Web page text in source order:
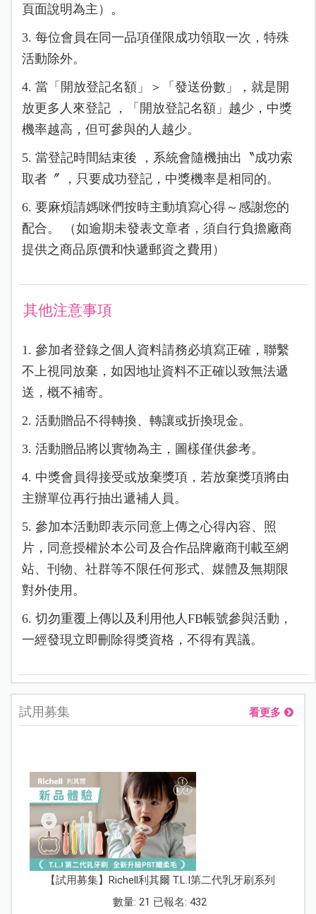
頁面說明為主）。
3. 每位會員在同一品項僅限成功領取一次，特殊
活動除外。
4. 當「開放登記名額」＞「發送份數」，就是開
放更多人來登記 ，「開放登記名額」越少，中獎
機率越高，但可參與的人越少。
5. 當登記時間結束後 ，系統會隨機抽出〝成功索
取者〞 ，只要成功登記，中獎機率是相同的。
6. 要麻煩請媽咪們按時主動填寫心得～感謝您的
配合。 （如逾期未發表文章者，須自行負擔廠商
提供之商品原價和快遞郵資之費用）
其他注意事項
1. 參加者登錄之個人資料請務必填寫正確，聯繫
不上視同放棄，如因地址資料不正確以致無法遞
送，概不補寄。
2. 活動贈品不得轉換、轉讓或折換現金。
3. 活動贈品將以實物為主，圖樣僅供參考。
4. 中獎會員得接受或放棄獎項，若放棄獎項將由
主辦單位再行抽出遞補人員。
5. 參加本活動即表示同意上傳之心得內容、照
片，同意授權於本公司及合作品牌廠商刊載至網
站、刊物、社群等不限任何形式、媒體及無期限
對外使用。
6. 切勿重覆上傳以及利用他人FB帳號參與活動，
一經發現立即刪除得獎資格，不得有異議。
試用募集 看更多
【試用募集】Richell利其爾 T.L.I第二代乳牙刷系列
數量: 21 已報名: 432